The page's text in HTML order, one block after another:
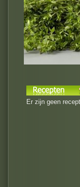
Er zijn geen